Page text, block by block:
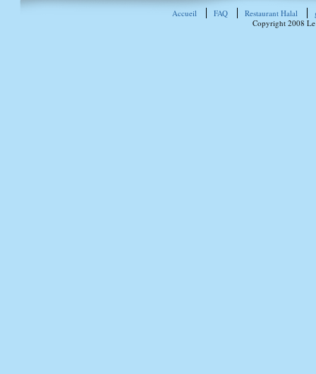
Accueil FAQ Restaurant Halal
Copyright 2008